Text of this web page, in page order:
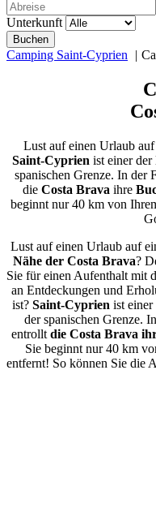
Unterkunft
Camping Saint-Cyprien
Lust auf einen Urlaub
Saint-Cyprien ist einer der
spanischen Grenze. In der
die Costa Brava ihre
beginnt nur 40 km von
Lust auf einen Urlaub auf
Nähe der Costa Brava?
Sie für einen Aufenthalt mit
an Entdeckungen und
ist? Saint-Cyprien ist einer
der spanischen Grenze.
entrollt die Costa Brava
Sie beginnt nur 40 km
entfernt! So können Sie die